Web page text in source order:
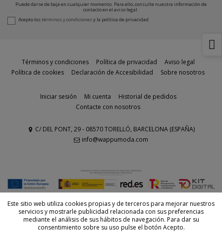
Puede darse de baja en cualquier momento. Para ello, consulte nuestra información de
contacto en el aviso legal.
Acepto lostérminos y condicionesy la política de privacidad
Términos y condiciones Política de privacidad
Aviso legal
Política de cookies
Declaración de Accesibilidad Sobre nosotros
Iniciar sesión Mi cuenta
Historial de pedidos
Contacte con nosotros
C/ DEL PONT, 29 - 08570 TORELLÓ, BARCELONA (ESPAÑA)
info@wappumoda.com
Este sitio web utiliza cookies propias y de terceros para mejorar nuestros
servicios y mostrarle publicidad relacionada con sus preferencias
mediante el análisis de sus hábitos de navegación. Para dar su
consentimiento sobre su uso pulse el botón Acepto.